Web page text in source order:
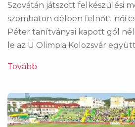
Szovátán játszott felkészülési
szombaton délben felnőtt női
Péter tanítványai kapott gól
le az U Olimpia Kolozsvár
Tovább